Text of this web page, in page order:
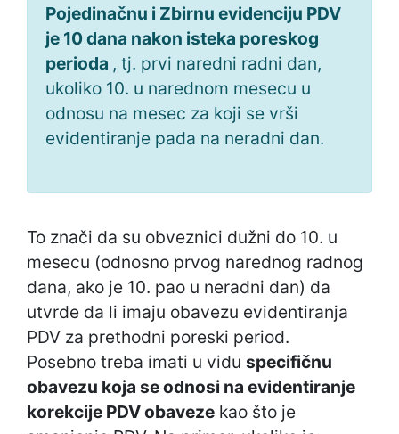
Pojedinačnu i Zbirnu evidenciju PDV
je 10 dana nakon isteka poreskog
perioda , tj. prvi naredni radni dan,
ukoliko 10. u narednom mesecu u
odnosu na mesec za koji se vrši
evidentiranje pada na neradni dan.
To znači da su obveznici dužni do 10. u
mesecu (odnosno prvog narednog radnog
dana, ako je 10. pao u neradni dan) da
utvrde da li imaju obavezu evidentiranja
PDV za prethodni poreski period.
Posebno treba imati u vidu specifičnu
obavezu koja se odnosi na evidentiranje
korekcije PDV obaveze kao što je